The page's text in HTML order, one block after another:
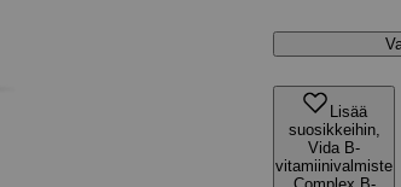
Lisää
suosikkeihin,
Vida B-
vitamiinivalmiste